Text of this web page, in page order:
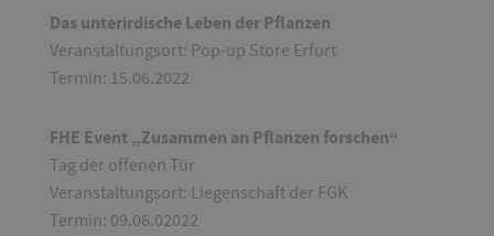
Das unterirdische Leben der Pflanzen
Veranstaltungsort: Pop-up Store Erfurt
Termin: 15.06.2022
FHE Event „Zusammen an Pflanzen forschen“
Tag der offenen Tür
Veranstaltungsort: Liegenschaft der FGK
Termin: 09.06.02022